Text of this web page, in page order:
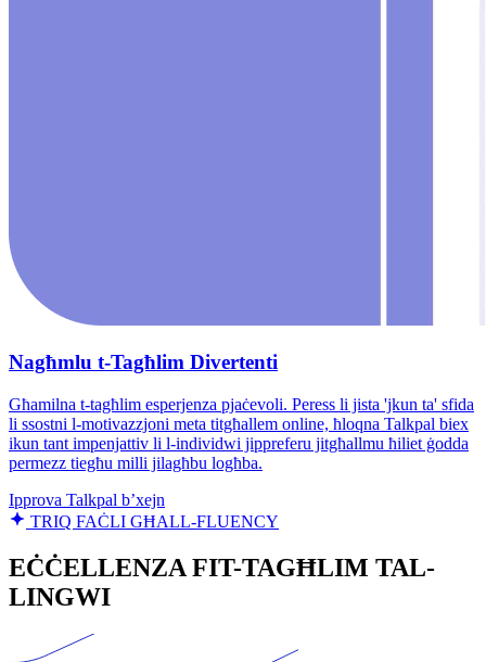
Nagħmlu t-Tagħlim Divertenti
Għamilna t-tagħlim esperjenza pjaċevoli. Peress li jista 'jkun ta' sfida
li ssostni l-motivazzjoni meta titgħallem online, ħloqna Talkpal biex
ikun tant impenjattiv li l-individwi jippreferu jitgħallmu ħiliet ġodda
permezz tiegħu milli jilagħbu logħba.
Ipprova Talkpal b’xejn
TRIQ FAĊLI GĦALL-FLUENCY
EĊĊELLENZA FIT-TAGĦLIM TAL-
LINGWI